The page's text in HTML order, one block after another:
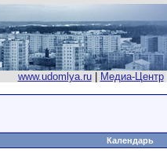
www.udomlya.ru| Медиа-Центр|
Календарь